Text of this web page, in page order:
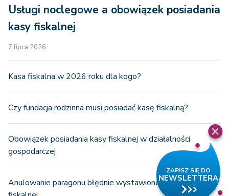
Usługi noclegowe a obowiązek posiadania
kasy fiskalnej
7 lipca 2026
Kasa fiskalna w 2026 roku dla kogo?
Czy fundacja rodzinna musi posiadać kasę fiskalną?
Obowiązek posiadania kasy fiskalnej w działalności
gospodarczej
Anulowanie paragonu błędnie wystawionego na kasie